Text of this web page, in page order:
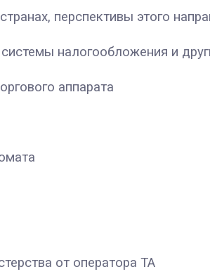
перспективы этого
налогообложения и
аппарата
от оператора ТА